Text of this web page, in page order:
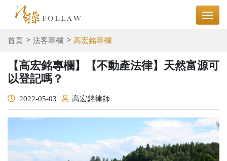
首頁 法客專欄 高宏銘專欄
【高宏銘專欄】【不動產法律】天然富源可
以登記嗎？
2022-05-03 高宏銘律師